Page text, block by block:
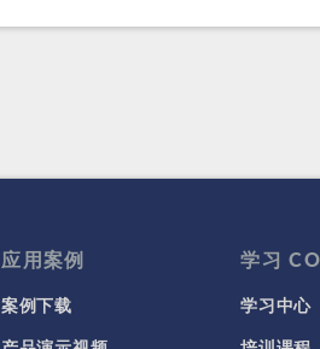
应用案例
案例下载
学习
学习中心